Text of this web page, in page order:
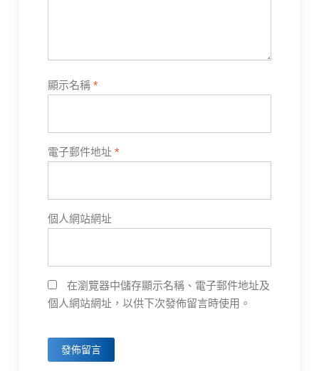
顯示名稱 *
電子郵件地址 *
個人網站網址
在瀏覽器中儲存顯示名稱、電子郵件地址及
個人網站網址，以供下次發佈留言時使用。